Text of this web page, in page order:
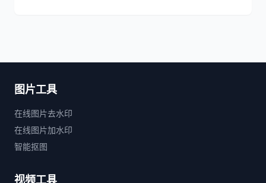
图片工具
在线图片去水印
在线图片加水印
智能抠图
视频工具